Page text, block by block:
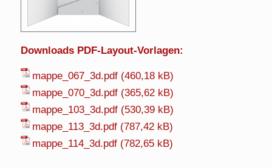
Downloads PDF-Layout-Vorlagen:
mappe_067_3d.pdf
mappe_070_3d.pdf
mappe_103_3d.pdf
mappe_113_3d.pdf
mappe_114_3d.pdf